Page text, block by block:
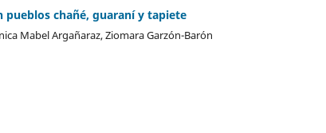
chañé, guaraní y tapiete
Mabel Argañaraz, Ziomara Garzón-Barón